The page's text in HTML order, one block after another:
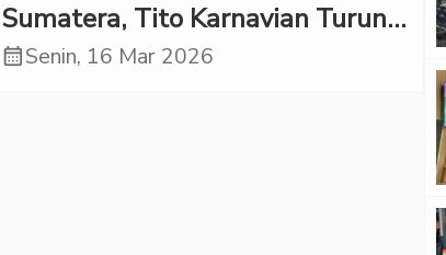
Sumatera, Tito Karnavian Turun
Langsung
calendar_monthSenin, 16 Mar 2026